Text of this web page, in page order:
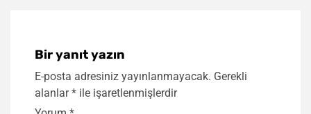
Bir yanıt yazın
E-posta adresiniz yayınlanmayacak. Gerekli
alanlar* ile işaretlenmişlerdir